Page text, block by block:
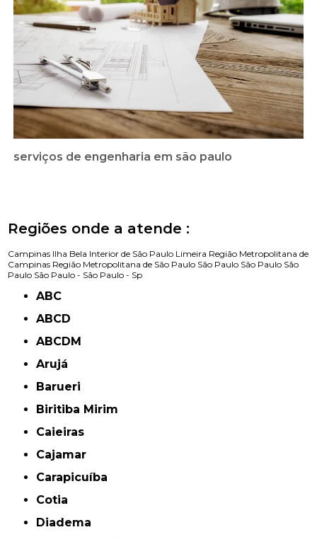
serviços de engenharia em são paulo
Regiões onde a atende :
Campinas Ilha Bela Interior de São Paulo Limeira Região Metropolitana de
Campinas Região Metropolitana de São Paulo São Paulo São Paulo São
Paulo São Paulo - São Paulo - Sp
ABC
ABCD
ABCDM
Arujá
Barueri
Biritiba Mirim
Caieiras
Cajamar
Carapicuíba
Cotia
Diadema